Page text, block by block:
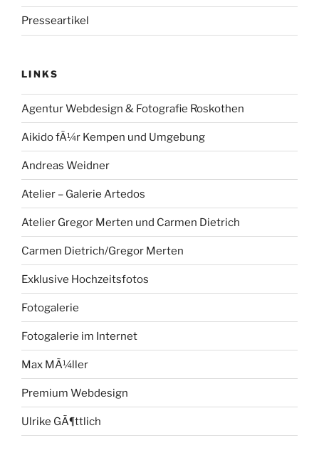
Presseartikel
LINKS
Agentur Webdesign & Fotografie Roskothen
Aikido fÃ¼r Kempen und Umgebung
Andreas Weidner
Atelier – Galerie Artedos
Atelier Gregor Merten und Carmen Dietrich
Carmen Dietrich/Gregor Merten
Exklusive Hochzeitsfotos
Fotogalerie
Fotogalerie im Internet
Max MÃ¼ller
Premium Webdesign
Ulrike GÃ¶ttlich